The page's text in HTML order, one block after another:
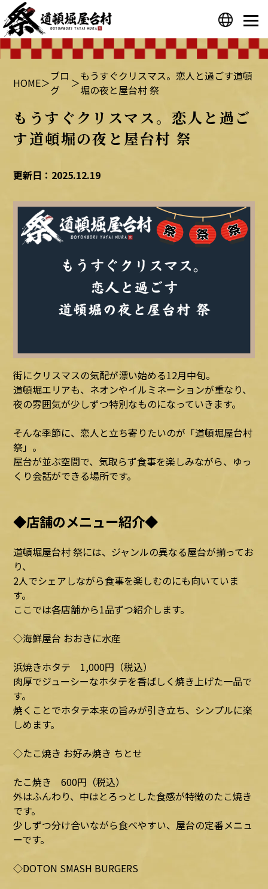
HOME＞ブロ
グ
＞もうすぐクリスマス。恋人と過ごす道頓
堀の夜と屋台村 祭
もうすぐクリスマス。恋人と過ご
す道頓堀の夜と屋台村 祭
更新日：2025.12.19
街にクリスマスの気配が漂い始める12月中旬。
道頓堀エリアも、ネオンやイルミネーションが重なり、
夜の雰囲気が少しずつ特別なものになっていきます。
そんな季節に、恋人と立ち寄りたいのが「道頓堀屋台村
祭」。
屋台が並ぶ空間で、気取らず食事を楽しみながら、ゆっ
くり会話ができる場所です。
◆店舗のメニュー紹介◆
道頓堀屋台村 祭には、ジャンルの異なる屋台が揃ってお
り、
2人でシェアしながら食事を楽しむのにも向いていま
す。
ここでは各店舗から1品ずつ紹介します。
◇海鮮屋台 おおきに水産
浜焼きホタテ 1,000円（税込）
肉厚でジューシーなホタテを香ばしく焼き上げた一品で
す。
焼くことでホタテ本来の旨みが引き立ち、シンプルに楽
しめます。
◇たこ焼き お好み焼き ちとせ
たこ焼き 600円（税込）
外はふんわり、中はとろっとした食感が特徴のたこ焼き
です。
少しずつ分け合いながら食べやすい、屋台の定番メニュ
ーです。
◇DOTON SMASH BURGERS